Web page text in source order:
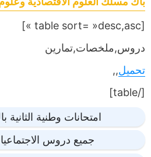
[table sort= »desc,asc »]
دروس,ملخصات,تمارين
تحميل,,
[/table]
امتحانات وطنية
جميع دروس